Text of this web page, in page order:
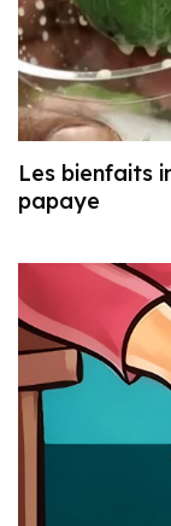
Les bienfaits
papaye